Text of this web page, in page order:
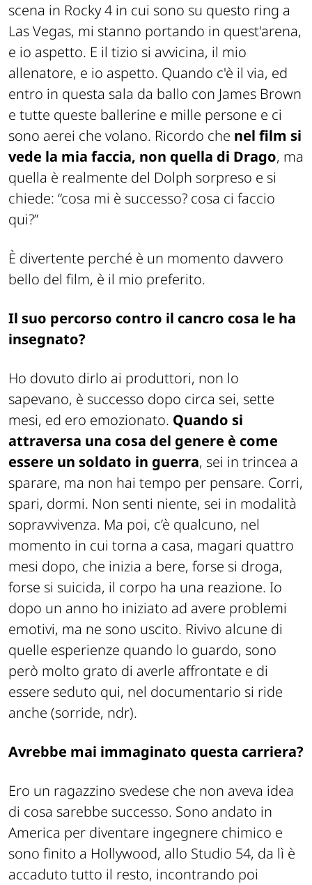
scena in Rocky 4 in cui sono su questo ring a
Las Vegas, mi stanno portando in quest'arena,
e io aspetto. E il tizio si avvicina, il mio
allenatore, e io aspetto. Quando c'è il via, ed
entro in questa sala da ballo con James Brown
e tutte queste ballerine e mille persone e ci
sono aerei che volano. Ricordo che nel film si
vede la mia faccia, non quella di Drago, ma
quella è realmente del Dolph sorpreso e si
chiede: “cosa mi è successo? cosa ci faccio
qui?”
È divertente perché è un momento davvero
bello del film, è il mio preferito.
Il suo percorso contro il cancro cosa le ha
insegnato?
Ho dovuto dirlo ai produttori, non lo
sapevano, è successo dopo circa sei, sette
mesi, ed ero emozionato. Quando si
attraversa una cosa del genere è come
essere un soldato in guerra, sei in trincea a
sparare, ma non hai tempo per pensare. Corri,
spari, dormi. Non senti niente, sei in modalità
sopravvivenza. Ma poi, c’è qualcuno, nel
momento in cui torna a casa, magari quattro
mesi dopo, che inizia a bere, forse si droga,
forse si suicida, il corpo ha una reazione. Io
dopo un anno ho iniziato ad avere problemi
emotivi, ma ne sono uscito. Rivivo alcune di
quelle esperienze quando lo guardo, sono
però molto grato di averle affrontate e di
essere seduto qui, nel documentario si ride
anche (sorride, ndr).
Avrebbe mai immaginato questa carriera?
Ero un ragazzino svedese che non aveva idea
di cosa sarebbe successo. Sono andato in
America per diventare ingegnere chimico e
sono finito a Hollywood, allo Studio 54, da lì è
accaduto tutto il resto, incontrando poi